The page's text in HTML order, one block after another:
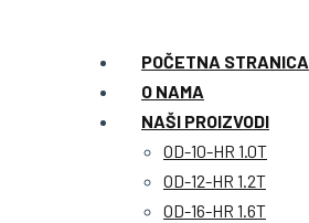
POČETNA STRANICA
O NAMA
NAŠI PROIZVODI
OD-10-HR 1.0T
OD-12-HR 1.2T
OD-16-HR 1.6T